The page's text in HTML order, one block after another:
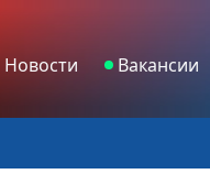
Новости Вакансии